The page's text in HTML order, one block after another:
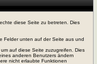
diese Seite zu betreten. Dies
Felder unten auf der Seite aus und
auf diese Seite zuzugreifen. Dies
anderen Benutzers ändern
nicht erlaubte Funktionen